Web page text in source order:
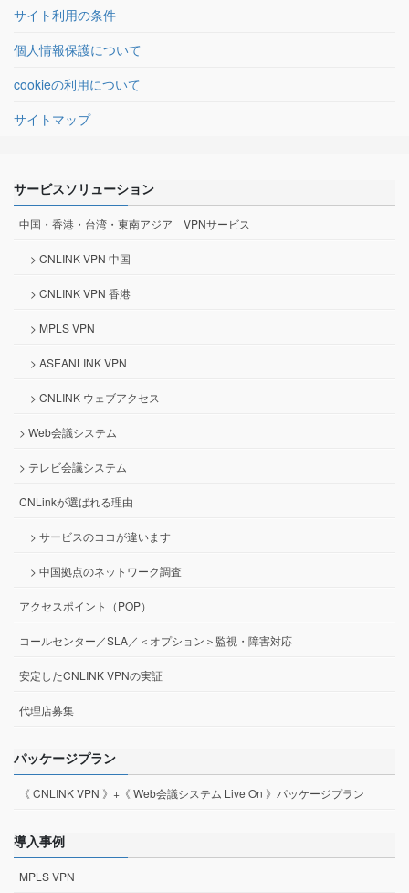
サイト利用の条件
個人情報保護について
cookieの利用について
サイトマップ
サービスソリューション
中国・香港・台湾・東南アジア VPNサービス
> CNLINK VPN 中国
> CNLINK VPN 香港
> MPLS VPN
> ASEANLINK VPN
> CNLINK ウェブアクセス
> Web会議システム
> テレビ会議システム
CNLinkが選ばれる理由
> サービスのココが違います
> 中国拠点のネットワーク調査
アクセスポイント（POP）
コールセンター／SLA／＜オプション＞監視・障害対応
安定したCNLINK VPNの実証
代理店募集
パッケージプラン
《 CNLINK VPN 》+《 Web会議システム Live On 》パッケージプラン
導入事例
MPLS VPN